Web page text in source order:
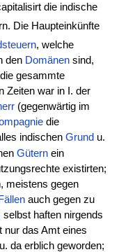
die indische
Die Haupteinkünfte
, welche
den Domänensind,
gesammte
Zeiten war in I. der
(gegenwärtig im
die
indischen Grund u.
Güternein
existirten;
meistens gegen
Fällenauch gegen zu
selbst haften nirgends
nur das Amt eines
da erblich geworden;